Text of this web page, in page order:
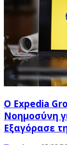
Ο Expedia
Νοημοσύνη
Εξαγόρασε